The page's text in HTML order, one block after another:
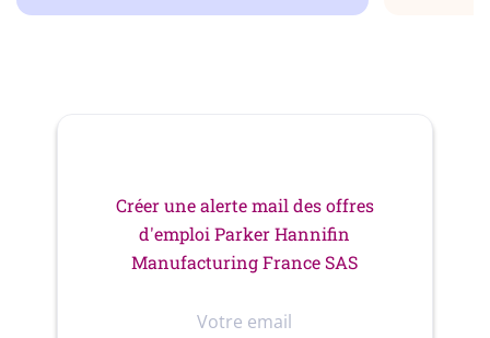
Créer une alerte mail des offres
d'emploi Parker Hannifin
Manufacturing France SAS